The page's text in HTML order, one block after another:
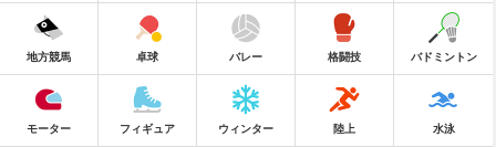
地方競馬 卓球 バレー 格闘技 バドミントン
モーター フィギュア ウィンター 陸上 水泳